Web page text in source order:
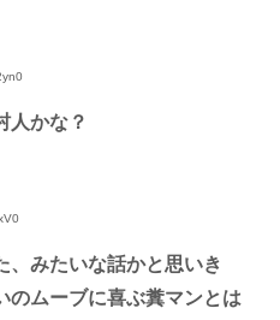
人かな？
、みたいな話かと思いき
のムーブに喜ぶ糞マンとは